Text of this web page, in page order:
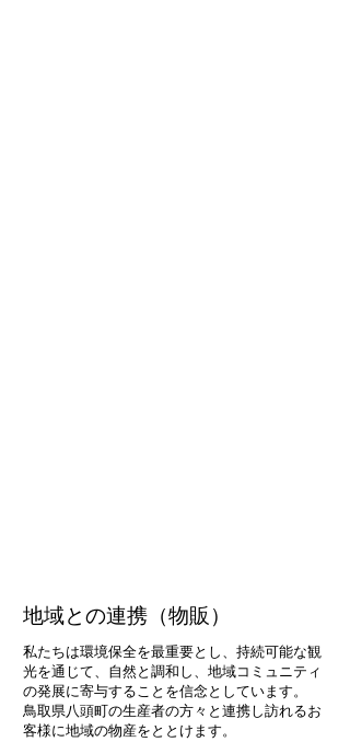
地域との連携（物販）
私たちは環境保全を最重要とし、持続可能な観
光を通じて、自然と調和し、地域コミュニティ
の発展に寄与することを信念としています。
​鳥取県八頭町の生産者の方々と連携し訪れるお
客様に地域の物産をととけます。